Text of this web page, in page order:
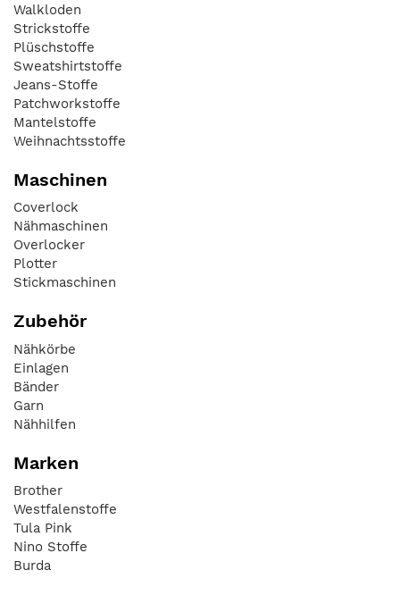
Walkloden
Strickstoffe
Plüschstoffe
Sweatshirtstoffe
Jeans-Stoffe
Patchworkstoffe
Mantelstoffe
Weihnachtsstoffe
Maschinen
Coverlock
Nähmaschinen
Overlocker
Plotter
Stickmaschinen
Zubehör
Nähkörbe
Einlagen
Bänder
Garn
Nähhilfen
Marken
Brother
Westfalenstoffe
Tula Pink
Nino Stoffe
Burda